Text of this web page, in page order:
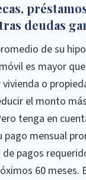
deudas
de su
es mayor
o
el monto
tenga en
pago mensual
pagos
60 meses.